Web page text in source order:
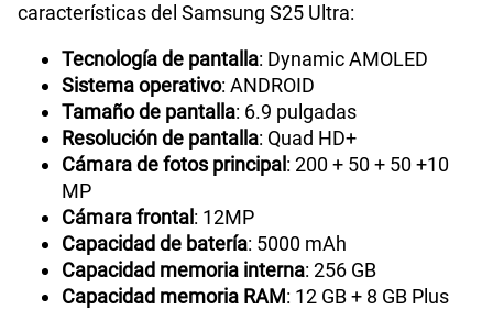
características del Samsung S25 Ultra:
Tecnología de pantalla: Dynamic AMOLED
Sistema operativo: ANDROID
Tamaño de pantalla: 6.9 pulgadas
Resolución de pantalla: Quad HD+
Cámara de fotos principal : 200 + 50 + 50 +10
MP
Cámara frontal : 12MP
Capacidad de batería: 5000 mAh
Capacidad memoria interna: 256 GB
Capacidad memoria RAM: 12 GB + 8 GB Plus